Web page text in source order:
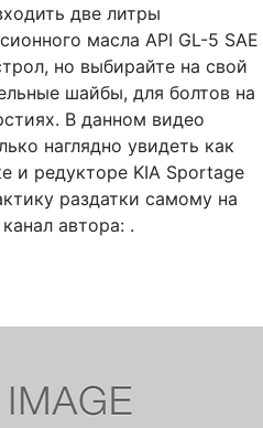
две литры
масла API GL-5 SAE
но выбирайте на свой
шайбы, для болтов на
В данном видео
наглядно увидеть как
и редукторе KIA Sportage
раздатки самому на
автора: .